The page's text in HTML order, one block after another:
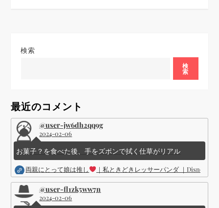
シ
ン
検索
検
索
最近のコメント
@user-jw6dh2qq9g
2024-02-06
お菓子？を食べた後、手をズボンで拭く仕草がリアル
両親にとって娘は推し ｜私ときどきレッサーパンダ ｜Disney (
@user-fl1zk5ww7n
2024-02-06